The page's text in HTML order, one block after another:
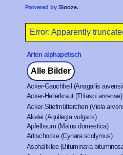
Powered by Slooze.
Error: Apparently
Arten alphapetisch
Alle Bilder
Acker-Gauchheil (Anagallis
Acker-Hellerkraut (Thlaspi arvense)
Acker-Stiefmütterchen (Viola
Akelei (Aquilegia vulgaris)
Apfelbaum (Malus domestica)
Artischocke (Cynara scolymus)
Asphaltklee (Bituminaria